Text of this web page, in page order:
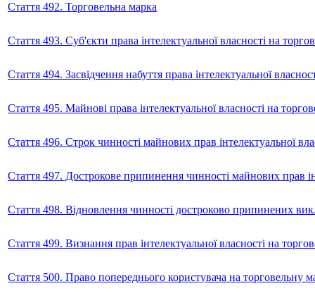
Стаття 492. Торговельна марка
Стаття 493. Суб'єкти права інтелектуальної власності на
Стаття 494. Засвідчення набуття права інтелектуальної
Стаття 495. Майнові права інтелектуальної власності на
Стаття 496. Строк чинності майнових прав інтелектуальної
Стаття 497. Дострокове припинення чинності майнових прав
Стаття 498. Відновлення чинності достроково припинених
Стаття 499. Визнання прав інтелектуальної власності на
Стаття 500. Право попереднього користувача на торговельну